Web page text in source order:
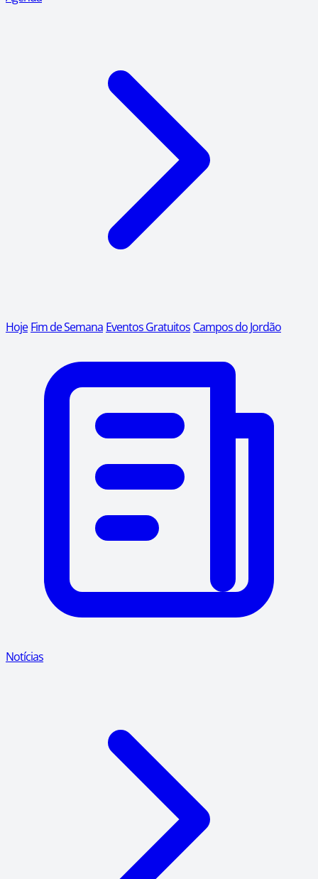
Hoje Fim de Semana Eventos Gratuitos Campos do Jordão
Notícias